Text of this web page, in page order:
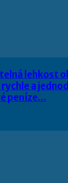
lehkost
rychle a
peníze…